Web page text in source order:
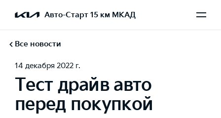
Авто-Старт 15 км МКАД
Все новости
14 декабря 2022 г.
Тест драйв авто
перед покупкой